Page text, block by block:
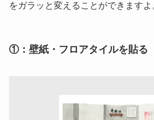
をガラッと変えることができますよ
①：壁紙・フロアタイルを貼る